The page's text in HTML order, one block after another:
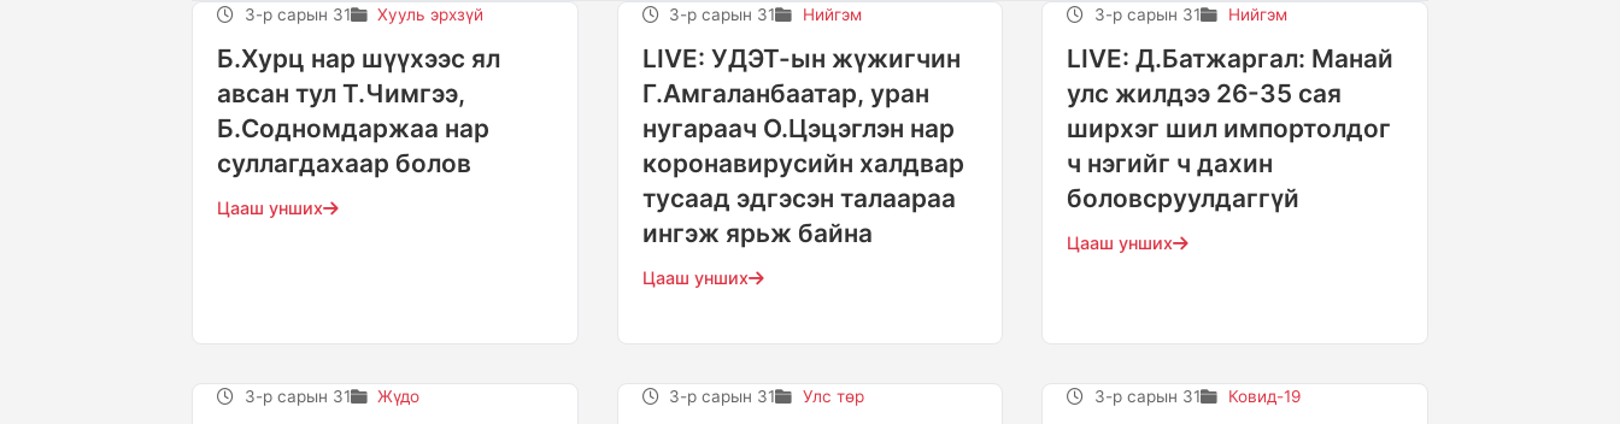
3-р сарын 31 Хууль эрхзүй
Б.Хурц нар шүүхээс ял
авсан тул Т.Чимгээ,
Б.Содномдаржаа нар
суллагдахаар болов
Цааш унших
3-р сарын 31 Нийгэм
LIVE: УДЭТ-ын жүжигчин
Г.Амгаланбаатар, уран
нугараач О.Цэцэглэн нар
коронавирусийн халдвар
тусаад эдгэсэн талаараа
ингэж ярьж байна
Цааш унших
3-р сарын 31 Нийгэм
LIVE: Д.Батжаргал: Манай
улс жилдээ 26-35 сая
ширхэг шил импортолдог
ч нэгийг ч дахин
боловсруулдаггүй
Цааш унших
3-р сарын 31 Жүдо 3-р сарын 31 Улс төр 3-р сарын 31 Ковид-19